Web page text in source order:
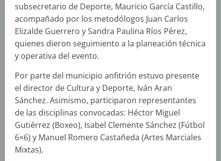
subsecretario de Deporte, Mauricio García Castillo,
acompañado por los metodólogos Juan Carlos
Elizalde Guerrero y Sandra Paulina Ríos Pérez,
quienes dieron seguimiento a la planeación técnica
y operativa del evento.
Por parte del municipio anfitrión estuvo presente
el director de Cultura y Deporte, Iván Aran
Sánchez. Asimismo, participaron representantes
de las disciplinas convocadas: Héctor Miguel
Gutiérrez (Boxeo), Isabel Clemente Sánchez (Fútbol
6×6) y Manuel Romero Castañeda (Artes Marciales
Mixtas).